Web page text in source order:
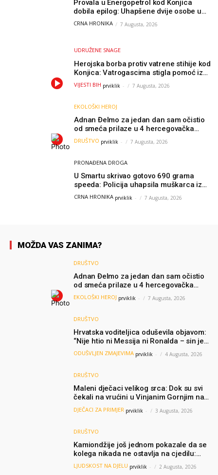
Provala u Energopetrol kod Konjica
dobila epilog: Uhapšene dvije osobe u
Čapljini i Jablanici
CRNA HRONIKA 7 Augusta, 2026
UDRUŽENE SNAGE
Herojska borba protiv vatrene stihije kod
Konjica: Vatrogascima stigla pomoć iz
Sarajeva, helikopteri i Air Tractori
udružili snage
VIJESTI BIH prviklik - 7 Augusta, 2026
EKOLOŠKI HEROJ
Adnan Đelmo za jedan dan sam očistio
od smeća prilaze u 4 hercegovačka
grada: “Danas nisam čistio samo smeće,
čistio sam sliku o nama”
DRUŠTVO prviklik - 7 Augusta, 2026
PRONAĐENA DROGA
U Smartu skrivao gotovo 690 grama
speeda: Policija uhapsila muškarca iz
Hercegovine
CRNA HRONIKA prviklik - 7 Augusta, 2026
MOŽDA VAS ZANIMA?
DRUŠTVO
Adnan Đelmo za jedan dan sam očistio
od smeća prilaze u 4 hercegovačka
grada: “Danas nisam čistio samo smeće,
čistio sam sliku o nama”
EKOLOŠKI HEROJ prviklik - 7 Augusta, 2026
DRUŠTVO
Hrvatska voditeljica oduševila objavom:
“Nije htio ni Messija ni Ronalda – sin je
želio samo dres Bosne”
ODUŠVLJEN ZMAJEVIMA prviklik - 4 Augusta, 2026
DRUŠTVO
Maleni dječaci velikog srca: Dok su svi
čekali na vrućini u Vinjanim Gornjim na
granici, Ljubi i Šime su dijelili vodu
putnicima
DJEČACI ZA PRIMJER prviklik - 3 Augusta, 2026
DRUŠTVO
Kamiondžije još jednom pokazale da se
kolega nikada ne ostavlja na cjedilu:
Priča iz Hamburga dirnula mnoge
LJUDSKOST NA DJELU prviklik - 2 Augusta, 2026